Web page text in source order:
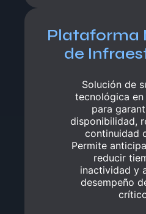
Plataforma
de
Solución de
tecnológica
para
disponibilidad,
continuidad
Permite
reducir
inactividad y
desempeño
Plataforma
de
Solución de
tecnológica
para
disponibilidad,
continuidad
Permite
reducir
inactividad y
desempeño